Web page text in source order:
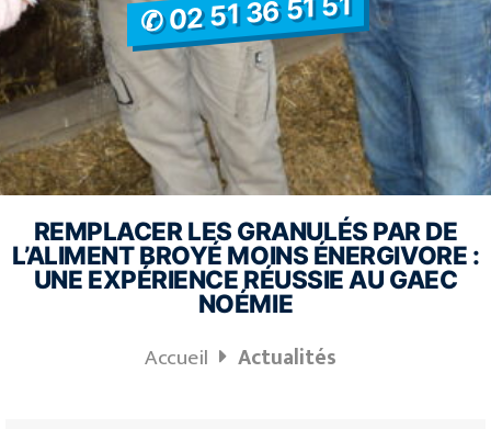
✆ 02 51 36 51 51
REMPLACER LES GRANULÉS PAR DE
L’ALIMENT BROYÉ MOINS ÉNERGIVORE :
UNE EXPÉRIENCE RÉUSSIE AU GAEC
NOÉMIE
Accueil Actualités